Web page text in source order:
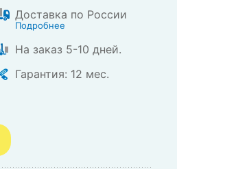
Доставка по России
Подробнее
На заказ 5-10 дней.
Гарантия: 12 мес.